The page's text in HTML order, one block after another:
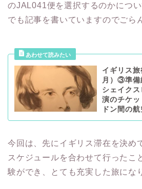
のJAL041便を選択するのかにつ
でも記事を書いていますのでごら
イギリス
月）③準備
シェイク
演のチケ
ドン間の
今回は、先にイギリス滞在を決め
スケジュールを合わせて行ったこ
験ができ、とても充実した旅にな